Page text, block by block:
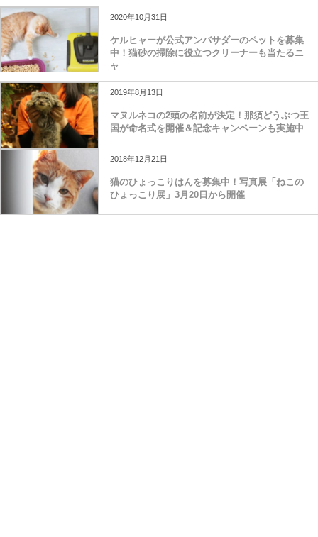
2020年10月31日
ケルヒャーが公式アンバサダーのペットを募集
中！猫砂の掃除に役立つクリーナーも当たるニ
ャ
2019年8月13日
マヌルネコの2頭の名前が決定！那須どうぶつ王
国が命名式を開催＆記念キャンペーンも実施中
2018年12月21日
猫のひょっこりはんを募集中！写真展「ねこの
ひょっこり展」3月20日から開催